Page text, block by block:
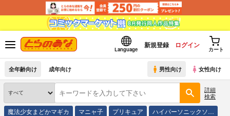
Language
新規登録 ログイン
カート
全年齢向け 成年向け 男性向け 女性向け
詳細
検索
魔法少女まどかマギカ マニャ子 プリキュア ハイパーソニックソ…